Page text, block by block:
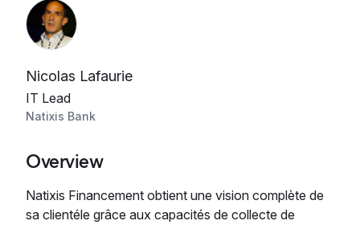
Nicolas Lafaurie
IT Lead
Natixis Bank
Overview
Natixis Financement obtient une vision complète de
sa clientéle grâce aux capacités de collecte de